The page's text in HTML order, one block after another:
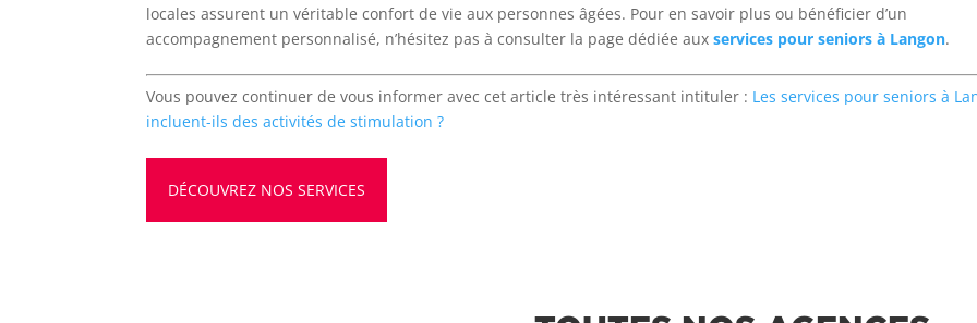
locales assurent un véritable confort de vie aux personnes âgées. Pour en savoir plus ou bénéficier d’un
accompagnement personnalisé, n’hésitez pas à consulter la page dédiée auxservices pour seniors à Langon.
Vous pouvez continuer de vous informer avec cet article très intéressant intituler : Les services pour seniors à
incluent-ils des activités de stimulation ?
DÉCOUVREZ NOS SERVICES